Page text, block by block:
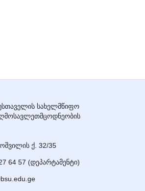
სახელმწიფო
ქ. 32/35
64 57 (დეპარტამენტი)